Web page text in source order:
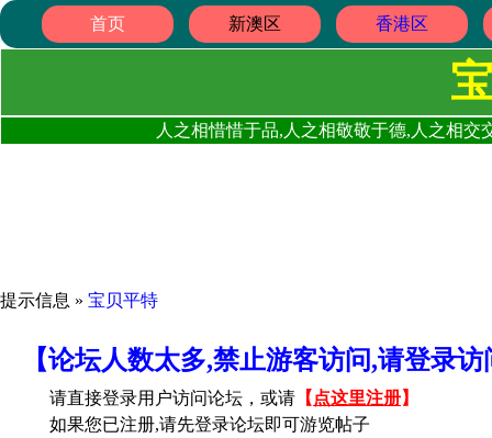
首页 新澳区 香港区
人之相惜惜于品,人之相敬敬于德,人之相
提示信息 » 宝贝平特
【论坛人数太多,禁止游客访问,请登录
请直接登录用户访问论坛，或请 【 点这里注册】
如果您已注册,请先登录论坛即可游览帖子